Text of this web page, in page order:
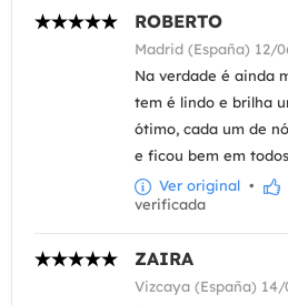
ROBERTO
Madrid (España) 12/
Na verdade é ainda
tem é lindo e brilha
ótimo, cada um de
e ficou bem em
Ver original •
verificada
ZAIRA
Vizcaya (España)